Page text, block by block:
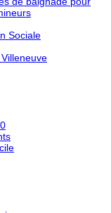
Sociale